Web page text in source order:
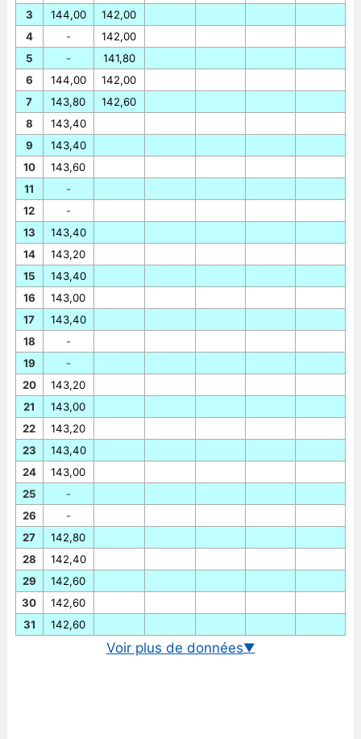
3
4
5
6
7
8
9
10
11
12
13
14
15
16
17
18
19
20
21
22
23
24
25
26
27
28
29
30
31
144,00
-
-
144,00
143,80
143,40
143,40
143,60
-
-
143,40
143,20
143,40
143,00
143,40
-
-
143,20
143,00
143,20
143,40
143,00
-
-
142,80
142,40
142,60
142,60
142,60
142,00
142,00
141,80
142,00
142,60
Voir plus de données▼